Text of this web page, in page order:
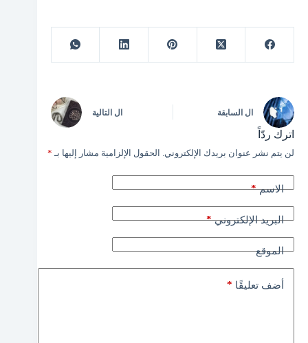
ال السابقة ال التالية
اترك ردّاً
لن يتم نشر عنوان بريدك الإلكتروني. الحقول الإلزامية مشار إليها بـ *
الاسم*
البريد الإلكتروني*
الموقع
أضف تعليقًا *